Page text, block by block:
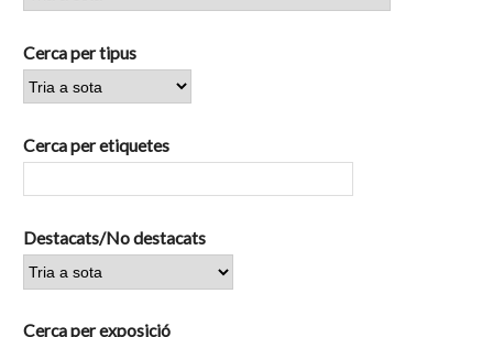
Cerca per tipus
Cerca per etiquetes
Destacats/No destacats
Cerca per exposició